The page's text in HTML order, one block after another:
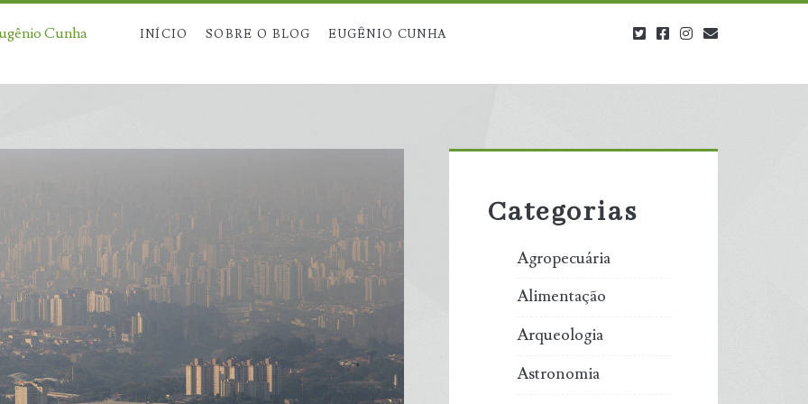
Cunha INÍCIO SOBRE O BLOG EUGÊNIO CUNHA twitterfacebookinstagram
Sidebar
Categorias
Agropecuária
Alimentação
Arqueologia
Astronomia